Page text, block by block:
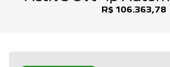
R$ 106.363,78